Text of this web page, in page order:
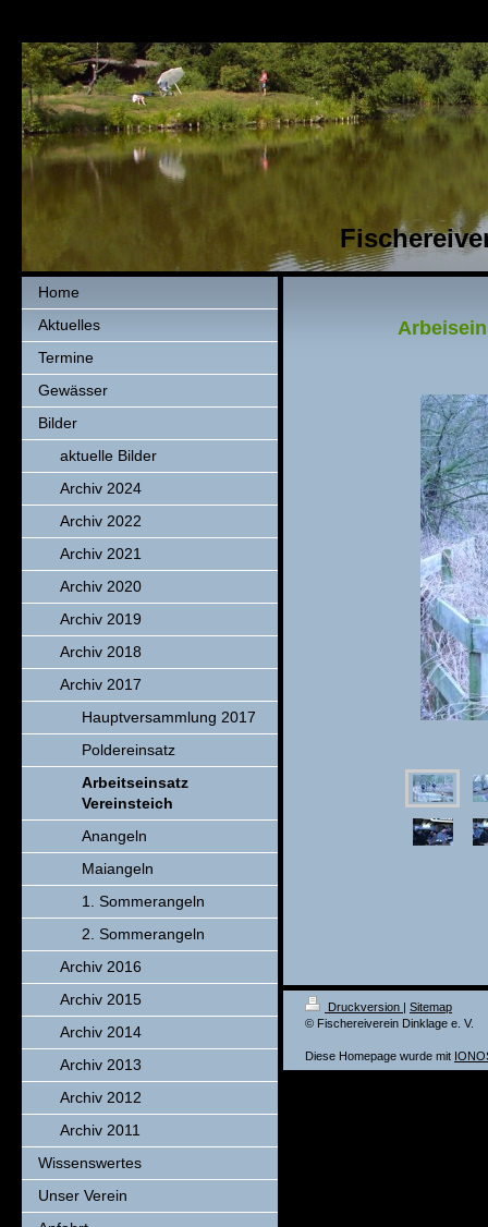
Home
Aktuelles
Termine
Gewässer
Bilder
aktuelle Bilder
Archiv 2024
Archiv 2022
Archiv 2021
Archiv 2020
Archiv 2019
Archiv 2018
Archiv 2017
Hauptversammlung 2017
Poldereinsatz
Arbeitseinsatz
Vereinsteich
Anangeln
Maiangeln
1. Sommerangeln
2. Sommerangeln
Archiv 2016
Archiv 2015
Archiv 2014
Archiv 2013
Archiv 2012
Archiv 2011
Wissenswertes
Unser Verein
Druckversion | Sitemap
© Fischereiverein Dinklage e. V.
Diese Homepage wurde mit